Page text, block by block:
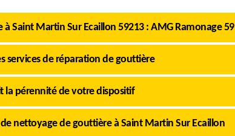
Saint Martin Sur Ecaillon 59213 : AMG Ramonage 59
services de réparation de gouttière
la pérennité de votre dispositif
nettoyage de gouttière à Saint Martin Sur Ecaillon